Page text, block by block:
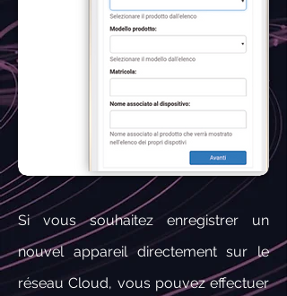
Si vous souhaitez enregistrer un
nouvel appareil directement sur le
réseau Cloud, vous pouvez effectuer